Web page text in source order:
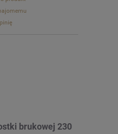
brukowej 230